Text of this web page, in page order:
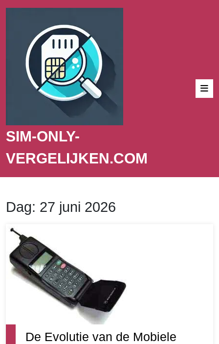
SIM-ONLY-
VERGELIJKEN.COM
Dag: 27 juni 2026
De Evolutie van de Mobiele